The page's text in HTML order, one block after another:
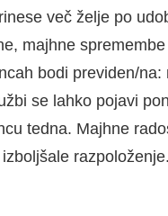
več želje po
majhne
bodi previden/
se lahko pojavi
tedna. Majhne
razpoloženje.